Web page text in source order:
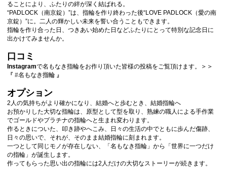
ることにより、ふたりの絆が深く結ばれる。
“PADLOCK（南京錠）”は、指輪を作り終わった後“LOVE PADLOCK（愛の南
京錠）”に。二人の輝かしい未来を誓い合うこともできます。
指輪を作り合った日、つきあい始めた日などふたりにとって特別な記念日に
出かけてみませんか。
口コミ
Instagramで名もなき指輪をお作り頂いた皆様の投稿をご覧頂けます。
＞＞
『 #名もなき指輪 』
オプション
2人の気持ちがより確かになり、結婚へと歩むとき、結婚指輪へ
お預かりした大切な指輪は、原型として型を取り、熟練の職人による手作業
でゴールドやプラチナの指輪へと生まれ変わります。
作るときについた、叩き跡やへこみ、日々の生活の中でともに歩んだ傷跡、
日々の思いで、それが、そのまま結婚指輪に刻まれます。
一つとして同じモノが存在しない、「名もなき指輪」から「世界に一つだけ
の指輪」が誕生します。
作ってもらった思い出の指輪には2人だけの大切なストーリーが続きます。